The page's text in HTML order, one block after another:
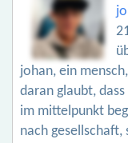
johan, ein
daran glaubt,
im mittelpunkt
nach